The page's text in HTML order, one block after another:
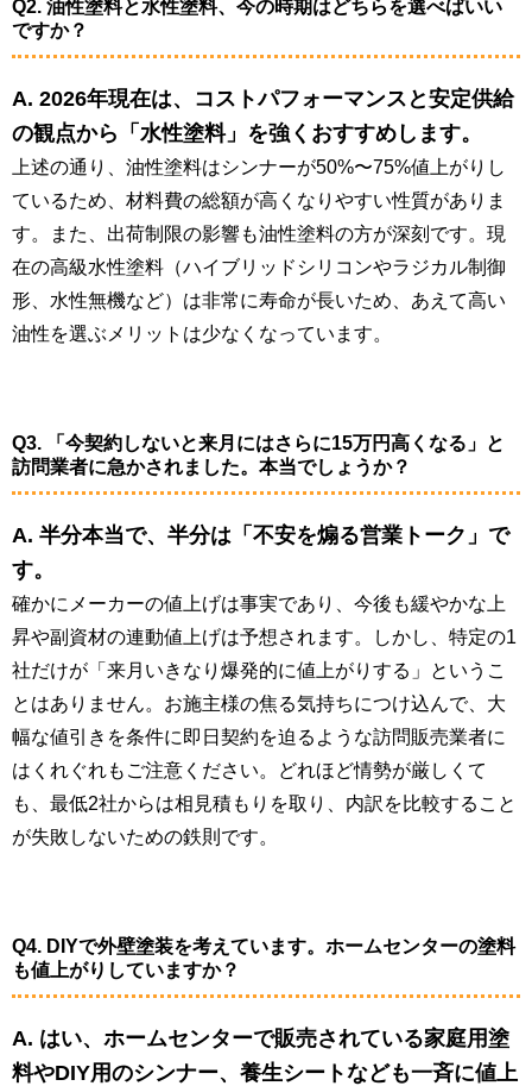
Q2. 油性塗料と水性塗料、今の時期はどちらを選べばいい
ですか？
A. 2026年現在は、コストパフォーマンスと安定供給
の観点から「水性塗料」を強くおすすめします。
上述の通り、油性塗料はシンナーが50%〜75%値上がりし
ているため、材料費の総額が高くなりやすい性質がありま
す。また、出荷制限の影響も油性塗料の方が深刻です。現
在の高級水性塗料（ハイブリッドシリコンやラジカル制御
形、水性無機など）は非常に寿命が長いため、あえて高い
油性を選ぶメリットは少なくなっています。
Q3. 「今契約しないと来月にはさらに15万円高くなる」と
訪問業者に急かされました。本当でしょうか？
A. 半分本当で、半分は「不安を煽る営業トーク」で
す。
確かにメーカーの値上げは事実であり、今後も緩やかな上
昇や副資材の連動値上げは予想されます。しかし、特定の1
社だけが「来月いきなり爆発的に値上がりする」というこ
とはありません。お施主様の焦る気持ちにつけ込んで、大
幅な値引きを条件に即日契約を迫るような訪問販売業者に
はくれぐれもご注意ください。どれほど情勢が厳しくて
も、最低2社からは相見積もりを取り、内訳を比較すること
が失敗しないための鉄則です。
Q4. DIYで外壁塗装を考えています。ホームセンターの塗料
も値上がりしていますか？
A. はい、ホームセンターで販売されている家庭用塗
料やDIY用のシンナー、養生シートなども一斉に値上